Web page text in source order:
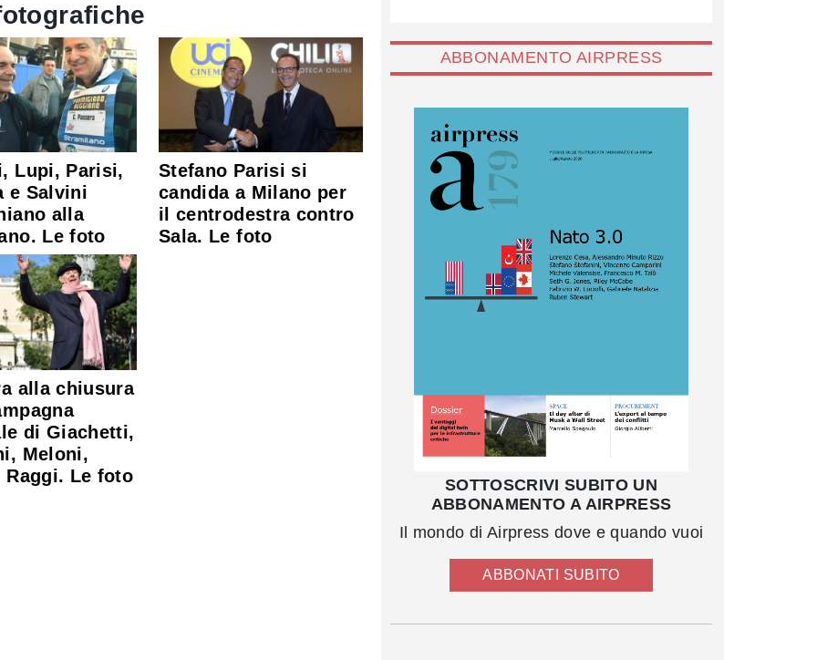
Lupi, Parisi,
e Salvini
alla
Le foto
Stefano Parisi si
candida a Milano per
il centrodestra contro
Sala. Le foto
alla chiusura
di Giachetti,
Meloni,
Raggi. Le foto
ABBONAMENTO AIRPRESS
SOTTOSCRIVI SUBITO UN
ABBONAMENTO A AIRPRESS
Il mondo di Airpress dove e quando vuoi
ABBONATI SUBITO